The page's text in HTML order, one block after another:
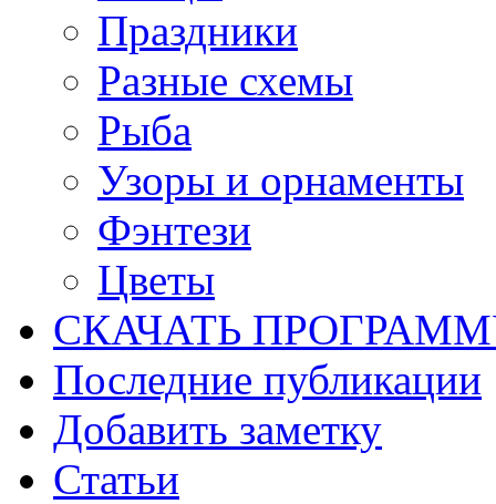
Праздники
Разные схемы
Рыба
Узоры и орнаменты
Фэнтези
Цветы
СКАЧАТЬ
Последние публикации
Добавить заметку
Статьи